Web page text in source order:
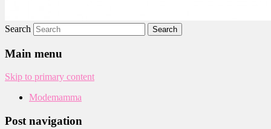
Search
Main menu
Skip to primary content
Modemamma
Post navigation